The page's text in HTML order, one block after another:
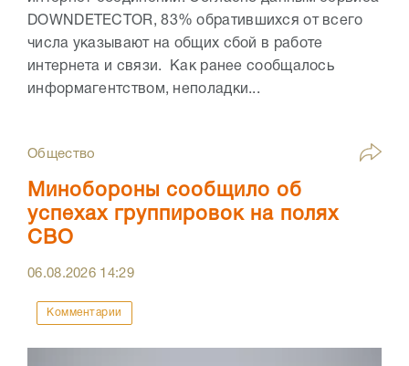
DOWNDETECTOR, 83% обратившихся от всего
числа указывают на общих сбой в работе
интернета и связи. Как ранее сообщалось
информагентством, неполадки...
Общество
Минобороны сообщило об
успехах группировок на полях
СВО
06.08.2026 14:29
Комментарии